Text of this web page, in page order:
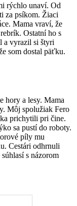
rýchlo unaví. Od
za psíkom. Žiaci
Mama vraví, že
Ostatní ho s
a vyrazil si štyri
som dostal päťku.
hory a lesy. Mama
Môj spolužiak Fero
prichytili pri čine.
sa pustí do roboty.
píly mu
Cestári odhrnuli
s názorom